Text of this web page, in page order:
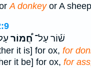
A donkeyor A sheep
שׁ֡וֹר עַל־חֲ֠מוֹר
it is] for ox, for
it be] for ox, for